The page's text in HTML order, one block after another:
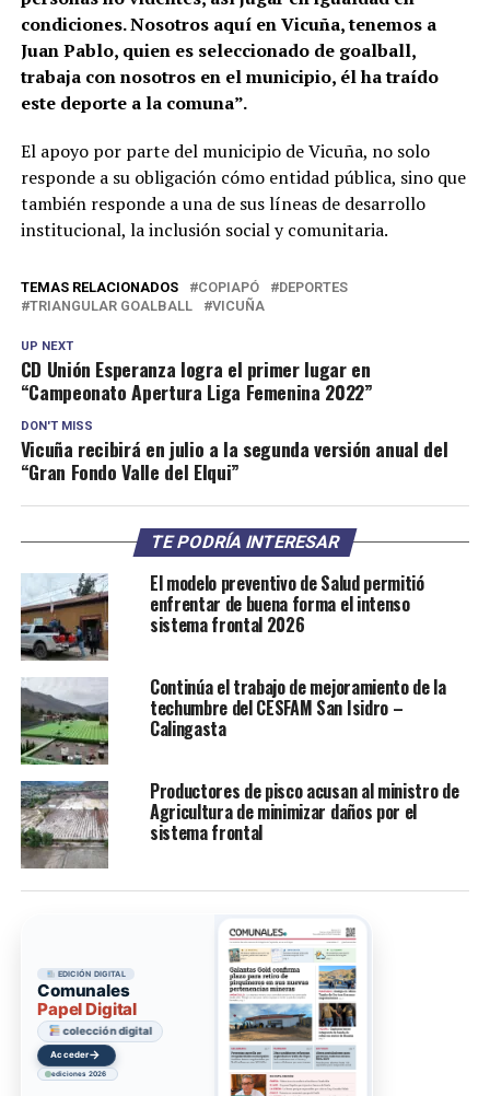
condiciones. Nosotros aquí en Vicuña, tenemos a
Juan Pablo, quien es seleccionado de goalball,
trabaja con nosotros en el municipio, él ha traído
este deporte a la comuna”.
El apoyo por parte del municipio de Vicuña, no solo
responde a su obligación cómo entidad pública, sino que
también responde a una de sus líneas de desarrollo
institucional, la inclusión social y comunitaria.
TEMAS RELACIONADOS COPIAPÓ
DEPORTES
TRIANGULAR GOALBALL
VICUÑA
UP NEXT
CD Unión Esperanza logra el primer lugar en
“Campeonato Apertura Liga Femenina 2022”
DON'T MISS
Vicuña recibirá en julio a la segunda versión anual del
“Gran Fondo Valle del Elqui”
TE PODRÍA INTERESAR
El modelo preventivo de Salud permitió
enfrentar de buena forma el intenso
sistema frontal 2026
Continúa el trabajo de mejoramiento de la
techumbre del CESFAM San Isidro –
Calingasta
Productores de pisco acusan al ministro de
Agricultura de minimizar daños por el
sistema frontal
EDICIÓN DIGITAL
Comunales
Papel Digital
colección digital
Acceder→
ediciones 2026